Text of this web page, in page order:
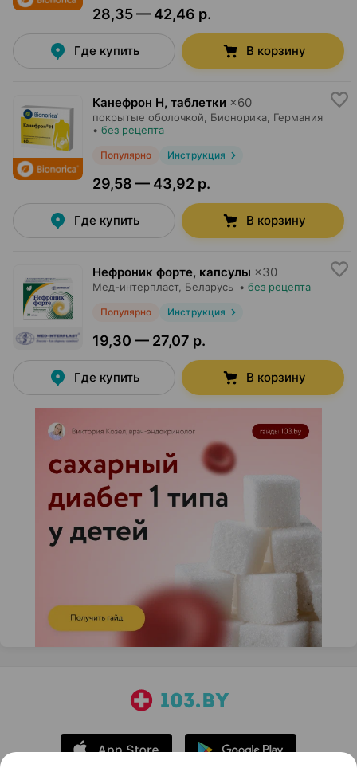
28,35 — 42,46 р.
Где купить В корзину
Канефрон Н, таблетки ×60
покрытые оболочкой, Бионорика , Германия
• без рецепта
Популярно Инструкция
29,58 — 43,92 р.
Где купить В корзину
Нефроник форте, капсулы ×30
Мед-интерпласт, Беларусь • без рецепта
Популярно Инструкция
19,30 — 27,07 р.
Где купить В корзину